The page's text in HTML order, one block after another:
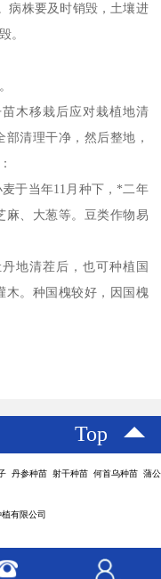
病株要及时销毁，土壤进
。
木移栽后应对栽植地清
清理干净，然后整地，
于当年11月种下，*二年
麻、大葱等。豆类作物易
地清茬后，也可种植国
木。种国槐较好，因国槐
Top
丹参种苗 射干种苗 何首乌种苗 蒲公
有限公司